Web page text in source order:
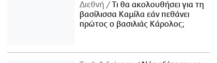
Διεθνή
Τι θα ακολουθήσει για τη
βασίλισσα Καμίλα εάν πεθάνει
πρώτος ο βασιλιάς Κάρολος;